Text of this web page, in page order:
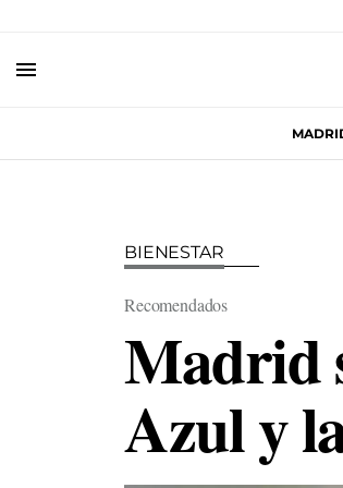
menu
BIENESTAR
Recomendados
Madrid
Azul y